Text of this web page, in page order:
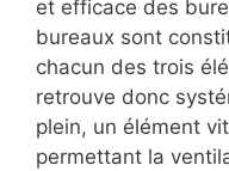
et efficace des
bureaux sont
chacun des trois
retrouve donc
plein, un élément
permettant la